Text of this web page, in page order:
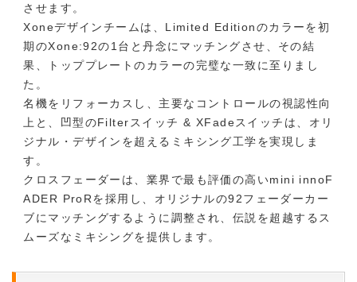
させます。
Xoneデザインチームは、Limited Editionのカラーを初
期のXone:92の1台と丹念にマッチングさせ、その結
果、トッププレートのカラーの完璧な一致に至りまし
た。
名機をリフォーカスし、主要なコントロールの視認性向
上と、凹型のFilterスイッチ & XFadeスイッチは、オリ
ジナル・デザインを超えるミキシング工学を実現しま
す。
クロスフェーダーは、業界で最も評価の高いmini innoF
ADER ProRを採用し、オリジナルの92フェーダーカー
ブにマッチングするように調整され、伝説を超越するス
ムーズなミキシングを提供します。